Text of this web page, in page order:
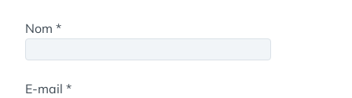
Nom *
E-mail *